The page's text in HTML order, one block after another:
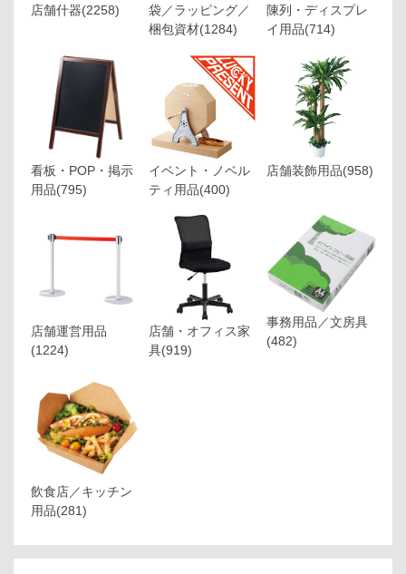
店舗什器(2258)
袋／ラッピング／
梱包資材(1284)
陳列・ディスプレ
イ用品(714)
看板・POP・掲示
用品(795)
イベント・ノベル
ティ用品(400)
店舗装飾用品(958)
店舗運営用品
(1224)
店舗・オフィス家
具(919)
事務用品／文房具
(482)
飲食店／キッチン
用品(281)